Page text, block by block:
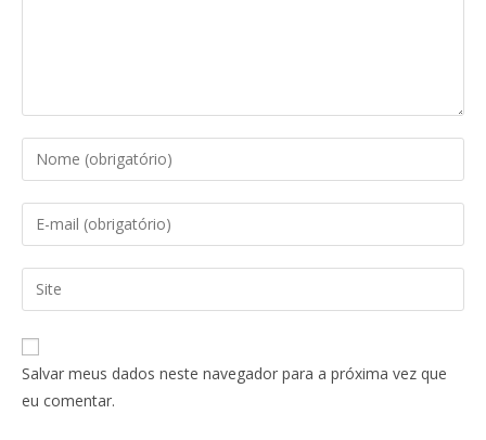
Salvar meus dados neste navegador para a próxima vez que
eu comentar.